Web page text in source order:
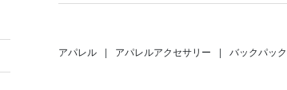
アパレル | アパレルアクセサリー | バックパック